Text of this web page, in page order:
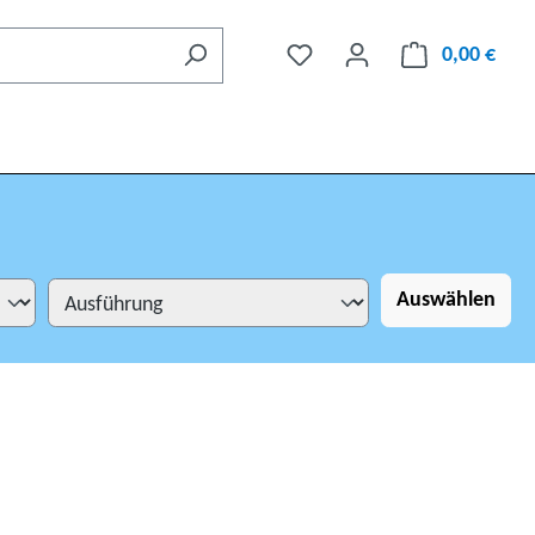
0,00 €
Auswählen